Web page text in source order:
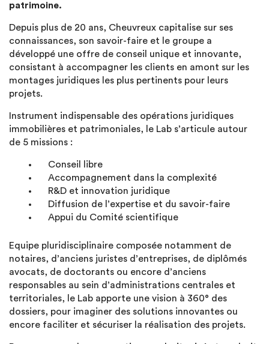
patrimoine.
Depuis plus de 20 ans, Cheuvreux capitalise sur ses
connaissances, son savoir-faire et le groupe a
développé une offre de conseil unique et innovante,
consistant à accompagner les clients en amont sur les
montages juridiques les plus pertinents pour leurs
projets.
Instrument indispensable des opérations juridiques
immobilières et patrimoniales, le Lab s’articule autour
de 5 missions :
Conseil libre
Accompagnement dans la complexité
R&D et innovation juridique
Diffusion de l’expertise et du savoir-faire
Appui du Comité scientifique
Equipe pluridisciplinaire composée notamment de
notaires, d’anciens juristes d’entreprises, de diplômés
avocats, de doctorants ou encore d’anciens
responsables au sein d’administrations centrales et
territoriales, le Lab apporte une vision à 360° des
dossiers, pour imaginer des solutions innovantes ou
encore faciliter et sécuriser la réalisation des projets.